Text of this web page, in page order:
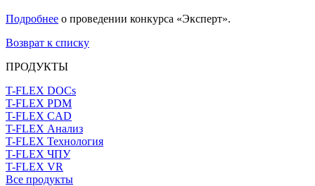
Подробнее о проведении конкурса «Эксперт».
Возврат к списку
ПРОДУКТЫ
T-FLEX DOCs
T-FLEX PDM
T-FLEX CAD
T-FLEX Анализ
T-FLEX Технология
T-FLEX ЧПУ
T-FLEX VR
Все продукты